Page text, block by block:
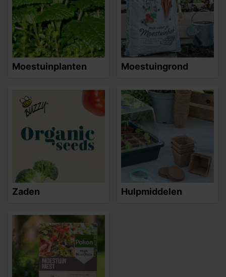
Moestuinplanten Moestuingrond
Zaden Hulpmiddelen